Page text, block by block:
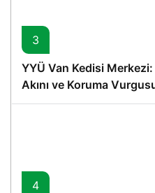
3
YYÜ Van Kedisi
Akını ve Koruma
4